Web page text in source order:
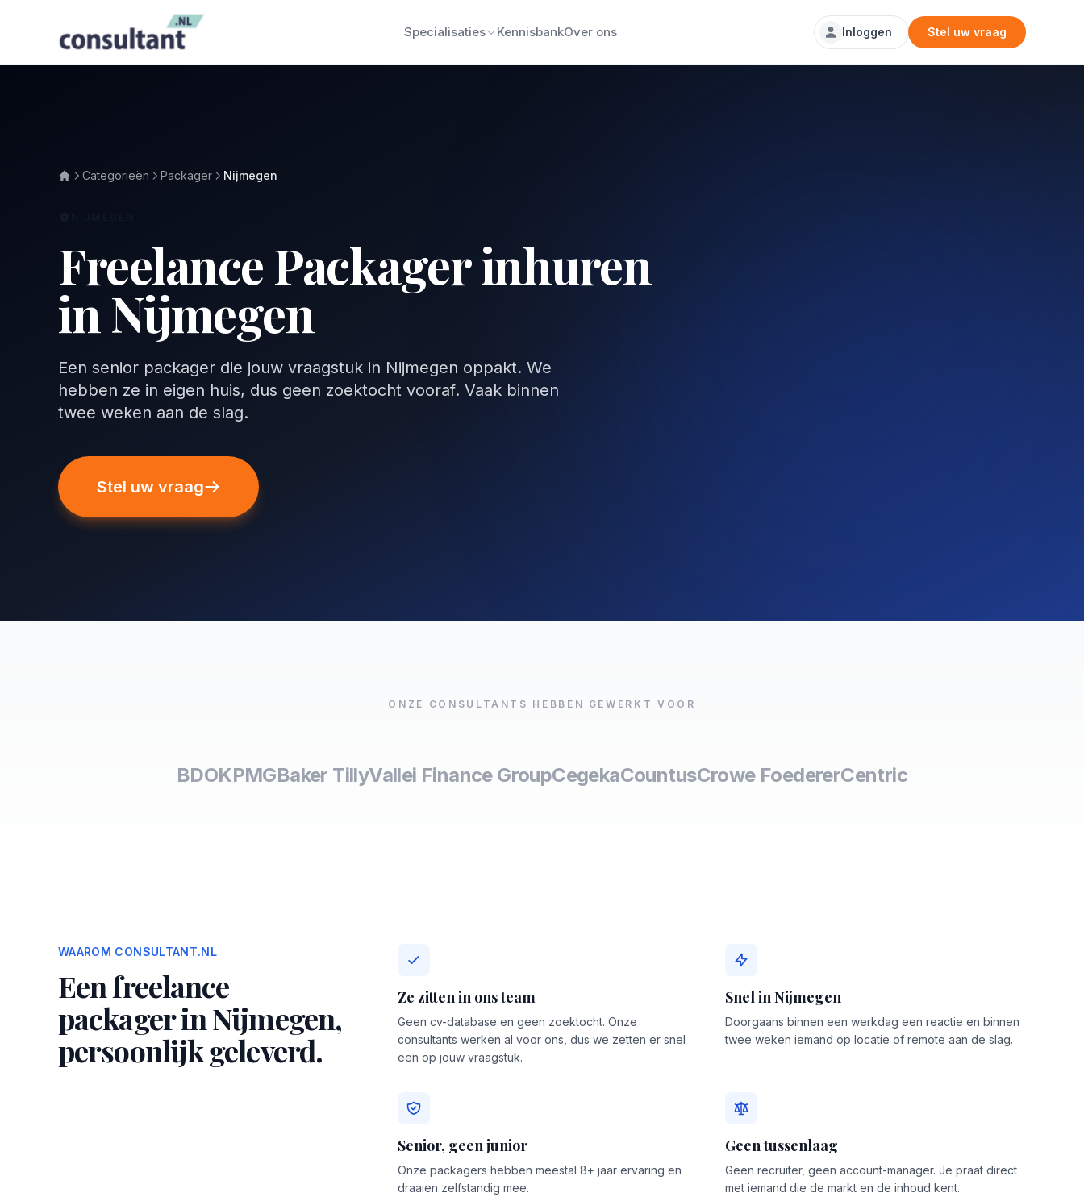
Specialisaties KennisbankOver ons Inloggen Stel uw vraag
Categorieën Packager Nijmegen
Freelance Packager inhuren
in Nijmegen
Een senior packager die jouw vraagstuk in Nijmegen oppakt. We
hebben ze in eigen huis, dus geen zoektocht vooraf. Vaak binnen
twee weken aan de slag.
Stel uw vraag
ONZE CONSULTANTS HEBBEN GEWERKT VOOR
BDOKPMGBaker TillyVallei Finance GroupCegekaCountusCrowe FoedererCentric
WAAROM CONSULTANT.NL
Een freelance
packager in Nijmegen,
persoonlijk geleverd.
Ze zitten in ons team
Geen cv-database en geen zoektocht. Onze
consultants werken al voor ons, dus we zetten er snel
een op jouw vraagstuk.
Snel in Nijmegen
Doorgaans binnen een werkdag een reactie en binnen
twee weken iemand op locatie of remote aan de slag.
Senior, geen junior
Onze packagers hebben meestal 8+ jaar ervaring en
draaien zelfstandig mee.
Geen tussenlaag
Geen recruiter, geen account-manager. Je praat direct
met iemand die de markt en de inhoud kent.